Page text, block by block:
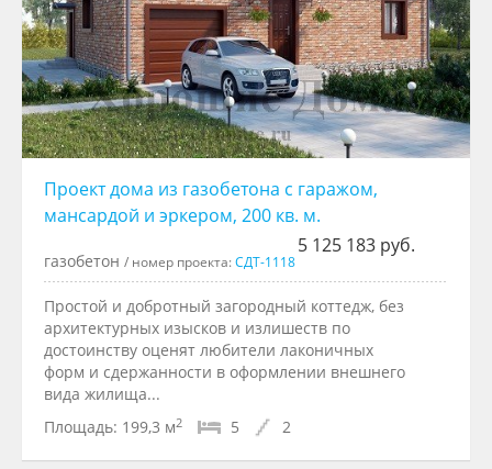
Проект дома из газобетона с гаражом,
мансардой и эркером, 200 кв. м.
5 125 183 руб.
газобетон / номер проекта:СДТ-1118
Простой и добротный загородный коттедж, без
архитектурных изысков и излишеств по
достоинству оценят любители лаконичных
форм и сдержанности в оформлении внешнего
вида жилища...
Площадь: 199,3 м2 5 2